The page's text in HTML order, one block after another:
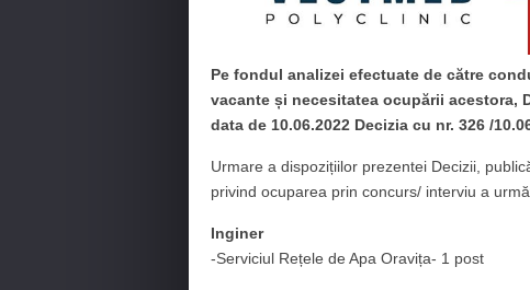
Pe fondul analizei efectuate de către
vacante și necesitatea ocupării acestora,
data de 10.06.2022 Decizia cu nr. 326 /
Urmare a dispozițiilor prezentei Decizii,
privind ocuparea prin concurs/ interviu a
Inginer
-Serviciul Rețele de Apa Oravița- 1 post